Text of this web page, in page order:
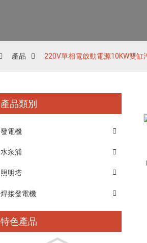
產品 220V單相電啟動電源10KW雙缸
產品類別
發電機
水泵浦
照明塔
焊接發電機
特色產品